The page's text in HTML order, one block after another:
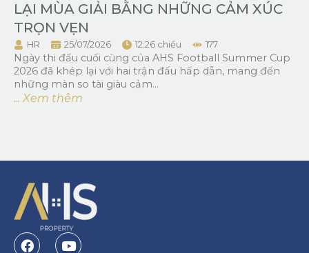
LẠI MÙA GIẢI BẰNG NHỮNG CẢM XÚC
TRỌN VẸN
HR 25/07/2026 12:26 chiều 177
Ngày thi đấu cuối cùng của AHS Football Summer Cup
2026 đã khép lại với hai trận đấu hấp dẫn, mang đến
những màn so tài giàu cảm...
... Xem thêm